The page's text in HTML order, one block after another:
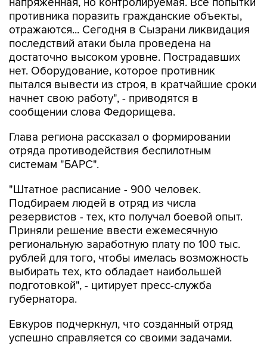
противника поразить гражданские объекты,
отражаются... Сегодня в Сызрани ликвидация
последствий атаки была проведена на
достаточно высоком уровне. Пострадавших
нет. Оборудование, которое противник
пытался вывести из строя, в кратчайшие сроки
начнет свою работу", - приводятся в
сообщении слова Федорищева.
Глава региона рассказал о формировании
отряда противодействия беспилотным
системам "БАРС".
"Штатное расписание - 900 человек.
Подбираем людей в отряд из числа
резервистов - тех, кто получал боевой опыт.
Приняли решение ввести ежемесячную
региональную заработную плату по 100 тыс.
рублей для того, чтобы имелась возможность
выбирать тех, кто обладает наибольшей
подготовкой", - цитирует пресс-служба
губернатора.
Евкуров подчеркнул, что созданный отряд
успешно справляется со своими задачами.